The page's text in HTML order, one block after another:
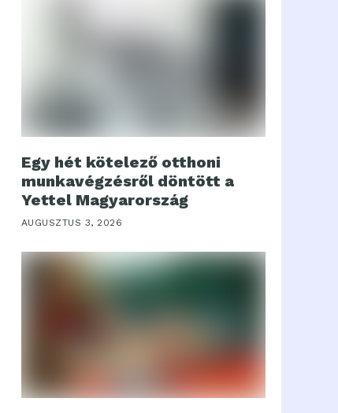
Egy hét kötelező otthoni
munkavégzésről döntött a
Yettel Magyarország
AUGUSZTUS 3, 2026